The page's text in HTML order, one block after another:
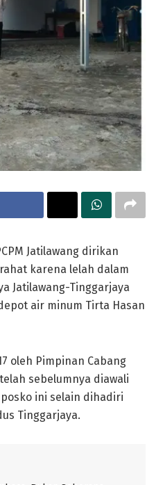
Jatilawang dirikan
karena lelah dalam
Jatilawang-Tinggarjaya
air minum Tirta Hasan
oleh Pimpinan Cabang
sebelumnya diawali
ini selain dihadiri
Tinggarjaya.